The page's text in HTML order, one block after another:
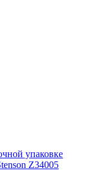
упаковке
Z34005